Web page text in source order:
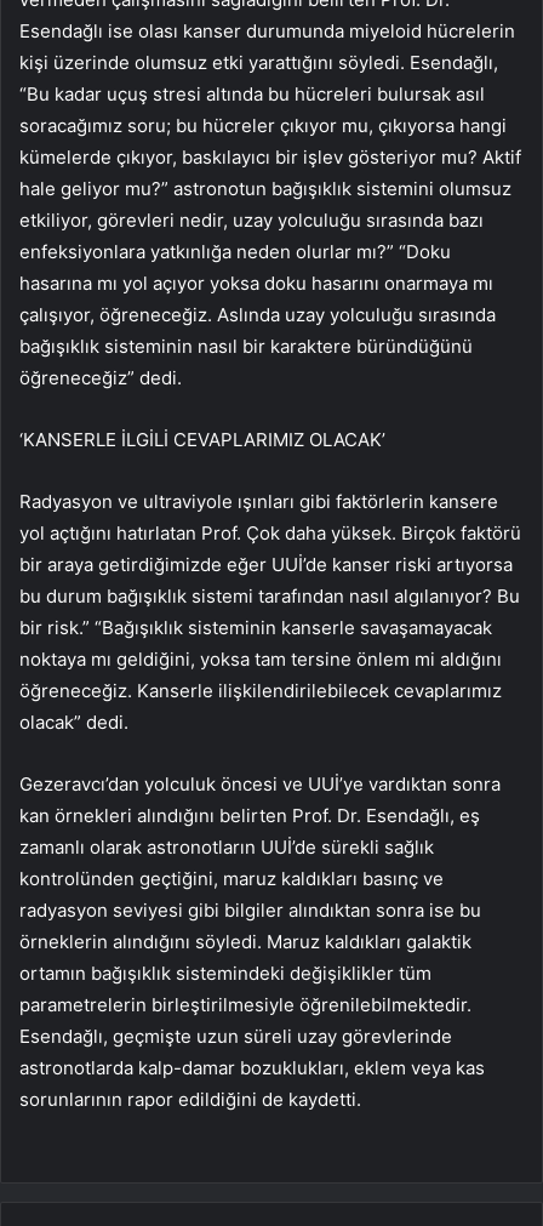
Esendağlı ise olası kanser durumunda miyeloid hücrelerin
kişi üzerinde olumsuz etki yarattığını söyledi. Esendağlı,
“Bu kadar uçuş stresi altında bu hücreleri bulursak asıl
soracağımız soru; bu hücreler çıkıyor mu, çıkıyorsa hangi
kümelerde çıkıyor, baskılayıcı bir işlev gösteriyor mu? Aktif
hale geliyor mu?” astronotun bağışıklık sistemini olumsuz
etkiliyor, görevleri nedir, uzay yolculuğu sırasında bazı
enfeksiyonlara yatkınlığa neden olurlar mı?” “Doku
hasarına mı yol açıyor yoksa doku hasarını onarmaya mı
çalışıyor, öğreneceğiz. Aslında uzay yolculuğu sırasında
bağışıklık sisteminin nasıl bir karaktere büründüğünü
öğreneceğiz” dedi.
‘KANSERLE İLGİLİ CEVAPLARIMIZ OLACAK’
Radyasyon ve ultraviyole ışınları gibi faktörlerin kansere
yol açtığını hatırlatan Prof. Çok daha yüksek. Birçok faktörü
bir araya getirdiğimizde eğer UUİ’de kanser riski artıyorsa
bu durum bağışıklık sistemi tarafından nasıl algılanıyor? Bu
bir risk.” “Bağışıklık sisteminin kanserle savaşamayacak
noktaya mı geldiğini, yoksa tam tersine önlem mi aldığını
öğreneceğiz. Kanserle ilişkilendirilebilecek cevaplarımız
olacak” dedi.
Gezeravcı’dan yolculuk öncesi ve UUİ’ye vardıktan sonra
kan örnekleri alındığını belirten Prof. Dr. Esendağlı, eş
zamanlı olarak astronotların UUİ’de sürekli sağlık
kontrolünden geçtiğini, maruz kaldıkları basınç ve
radyasyon seviyesi gibi bilgiler alındıktan sonra ise bu
örneklerin alındığını söyledi. Maruz kaldıkları galaktik
ortamın bağışıklık sistemindeki değişiklikler tüm
parametrelerin birleştirilmesiyle öğrenilebilmektedir.
Esendağlı, geçmişte uzun süreli uzay görevlerinde
astronotlarda kalp-damar bozuklukları, eklem veya kas
sorunlarının rapor edildiğini de kaydetti.